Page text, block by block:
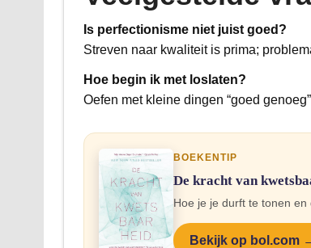
Is perfectionisme niet juist goed?
Streven naar kwaliteit is prima;
Hoe begin ik met loslaten?
Oefen met kleine dingen “goed
BOEKENTIP
De kracht van
Hoe je je durft te tonen en
Bekijk op bol.com